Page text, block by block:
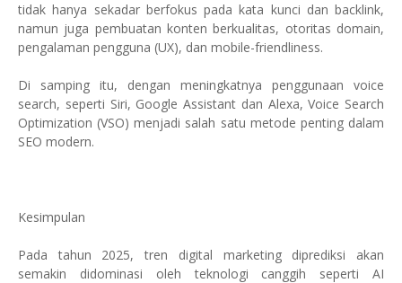
tidak hanya sekadar berfokus pada kata kunci dan backlink,
namun juga pembuatan konten berkualitas, otoritas domain,
pengalaman pengguna (UX), dan mobile-friendliness.
Di samping itu, dengan meningkatnya penggunaan voice
search, seperti Siri, Google Assistant dan Alexa, Voice Search
Optimization (VSO) menjadi salah satu metode penting dalam
SEO modern.
Kesimpulan
Pada tahun 2025, tren digital marketing diprediksi akan
semakin didominasi oleh teknologi canggih seperti AI